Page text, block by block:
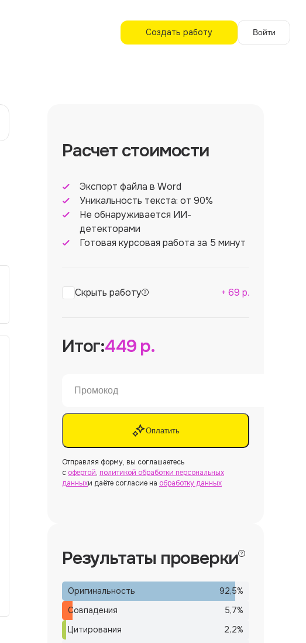
Создать работу Войти
Расчет стоимости
Экспорт файла в Word
Уникальность текста: от 90%
Не обнаруживается ИИ-
детекторами
Готовая курсовая работа за 5 минут
Скрыть работу + 69 р.
Итог:449р.
Оплатить
Отправляя форму, вы соглашаетесь
с офертой, политикой обработки персональных
данныхи даёте согласие на обработку данных
Результаты проверки
Оригинальность 92,5%
Совпадения
5,7%
Цитирования
2,2%